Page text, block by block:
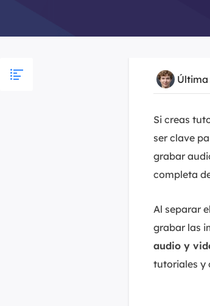
Si creas
ser clave
grabar
completa
Al separar
grabar las
audio y
tutoriales y